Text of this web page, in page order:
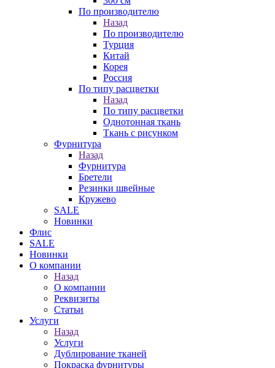
По производителю
Назад
По производителю
Турция
Китай
Корея
Россия
По типу расцветки
Назад
По типу расцветки
Однотонная ткань
Ткань с рисунком
Фурнитура
Назад
Фурнитура
Бретели
Резинки швейные
Кружево
SALE
Новинки
Флис
SALE
Новинки
О компании
Назад
О компании
Реквизиты
Статьи
Услуги
Назад
Услуги
Дублирование тканей
Покраска фурнитуры